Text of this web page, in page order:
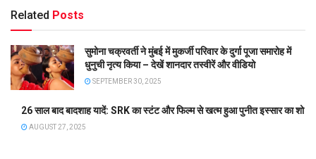
Related Posts
सुमोना चक्रवर्ती ने मुंबई में मुकर्जी परिवार के दुर्गा पूजा समारोह में
धुनुची नृत्य किया – देखें शानदार तस्वीरें और वीडियो
SEPTEMBER 30, 2025
26 साल बाद बादशाह यादें: SRK का स्टंट और फिल्म से खत्म हुआ पुनीत इस्सार का शो
AUGUST 27, 2025